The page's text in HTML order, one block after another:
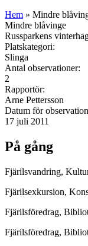
Hem » Mindre
Mindre blåvinge
Russparkens
Platskategori:
Slinga
Antal observationer:
2
Rapportör:
Arne Pettersson
Datum för
17 juli 2011
På gång
Fjärilsvandring,
Fjärilsexkursion,
Fjärilsföredrag,
Fjärilsföredrag,